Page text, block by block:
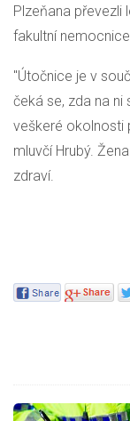
Plzeňana převezli
fakultní
"Útočnice je v
čeká se, zda na ni
veškeré okolnosti
mluvčí Hrubý.
zdraví.